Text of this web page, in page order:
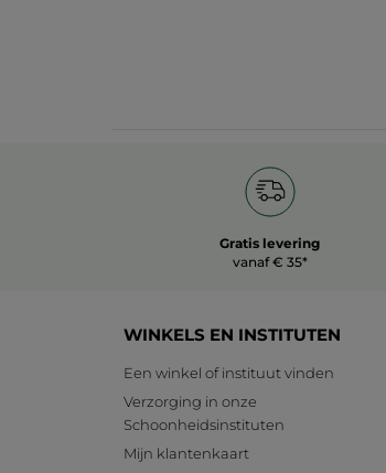
Gratis levering
vanaf € 35*
WINKELS EN INSTITUTEN
Een winkel of instituut vinden
Verzorging in onze
Schoonheidsinstituten
Mijn klantenkaart